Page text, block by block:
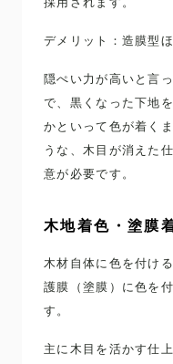
デメリット：造膜型
隠ぺい力が高いと言
で、黒くなった下地
かといって色が着く
うな、木目が消えた
意が必要です。
木地着色・塗膜
木材自体に色を付け
護膜（塗膜）に色を
す。
主に木目を活かす仕